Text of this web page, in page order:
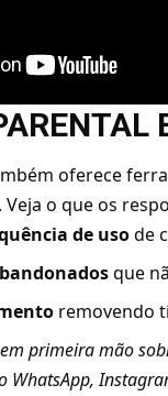
oferece
o que os
de usode
que
removendo
primeira mão
WhatsApp,